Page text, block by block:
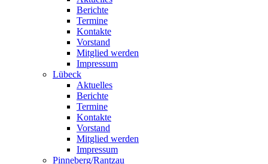
Berichte
Termine
Kontakte
Vorstand
Mitglied werden
Impressum
Lübeck
Aktuelles
Berichte
Termine
Kontakte
Vorstand
Mitglied werden
Impressum
Pinneberg/Rantzau